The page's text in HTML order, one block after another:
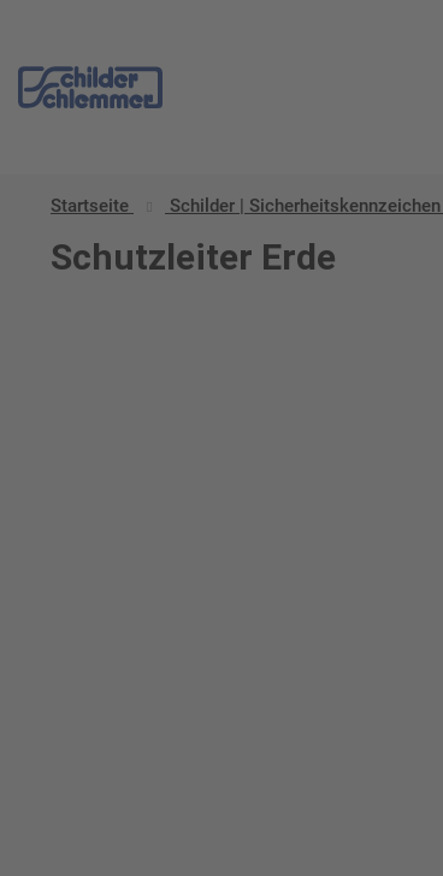
Startseite Schilder | Sicherheitskennzeichen
Schutzleiter Erde